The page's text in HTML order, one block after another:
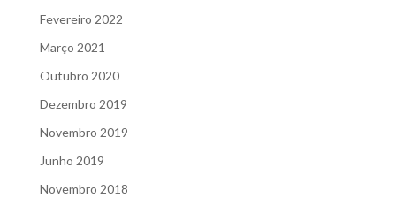
Fevereiro 2022
Março 2021
Outubro 2020
Dezembro 2019
Novembro 2019
Junho 2019
Novembro 2018